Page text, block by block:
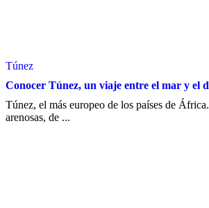
Túnez
Conocer Túnez, un viaje entre el mar y el
Túnez, el más europeo de los países de
arenosas, de ...